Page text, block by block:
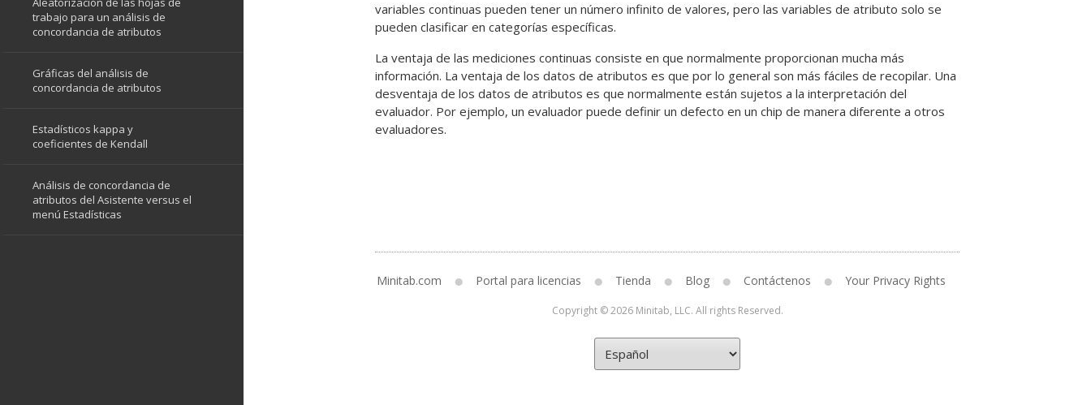
variables continuas pueden tener un número infinito de valores, pero las variables de atributo solo se
pueden clasificar en categorías específicas.
La ventaja de las mediciones continuas consiste en que normalmente proporcionan mucha más
información. La ventaja de los datos de atributos es que por lo general son más fáciles de recopilar. Una
desventaja de los datos de atributos es que normalmente están sujetos a la interpretación del
evaluador. Por ejemplo, un evaluador puede definir un defecto en un chip de manera diferente a otros
evaluadores.
Minitab.com Portal para licencias Tienda Blog Contáctenos Your Privacy Rights
Copyright © 2026 Minitab, LLC. All rights Reserved.